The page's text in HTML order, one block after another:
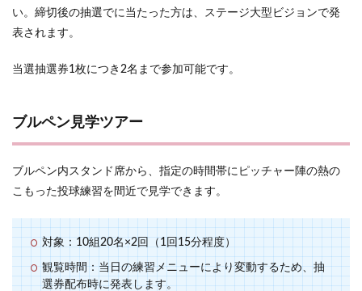
い。締切後の抽選でに当たった方は、ステージ大型ビジョンで発
表されます。
当選抽選券1枚につき2名まで参加可能です。
ブルペン見学ツアー
ブルペン内スタンド席から、指定の時間帯にピッチャー陣の熱の
こもった投球練習を間近で見学できます。
対象：10組20名×2回（1回15分程度）
観覧時間：当日の練習メニューにより変動するため、抽
選券配布時に発表します。